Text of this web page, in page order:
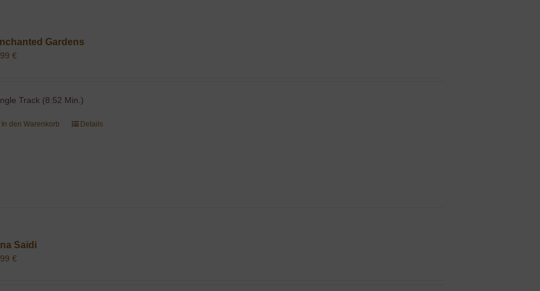
Gardens
€
Track (8:52 Min.)
In den Warenkorb Details
Saidi
€